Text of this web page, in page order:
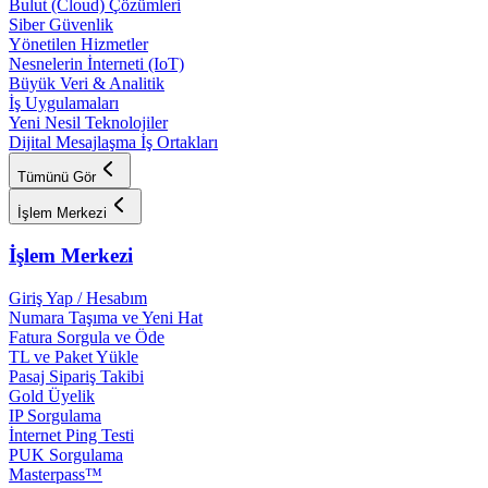
Bulut (Cloud) Çözümleri
Siber Güvenlik
Yönetilen Hizmetler
Nesnelerin İnterneti (IoT)
Büyük Veri & Analitik
İş Uygulamaları
Yeni Nesil Teknolojiler
Dijital Mesajlaşma İş Ortakları
Tümünü Gör
İşlem Merkezi
İşlem Merkezi
Giriş Yap / Hesabım
Numara Taşıma ve Yeni Hat
Fatura Sorgula ve Öde
TL ve Paket Yükle
Pasaj Sipariş Takibi
Gold Üyelik
IP Sorgulama
İnternet Ping Testi
PUK Sorgulama
Masterpass™